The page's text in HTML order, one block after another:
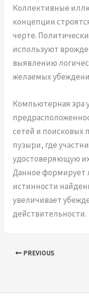
Коллективные
концепции
черте.
используют
выявлению
желаемых
Компьютерная эра
сетей и
пузыри, где
удостоверяющую
Данное формирует
истинности
увеличивает
действительности.
PREVIOUS